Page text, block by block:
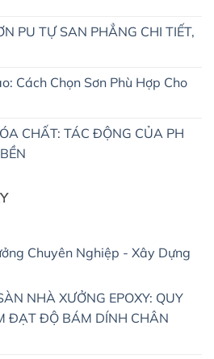
PU TỰ SAN PHẲNG CHI TIẾT,
Cách Chọn Sơn Phù Hợp Cho
CHẤT: TÁC ĐỘNG CỦA PH
Chuyên Nghiệp - Xây Dựng
NHÀ XƯỞNG EPOXY: QUY
ĐẠT ĐỘ BÁM DÍNH CHÂN